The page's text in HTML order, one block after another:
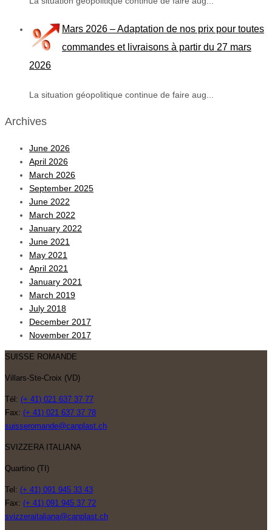
Mars 2026 – Adaptation de nos prix pour toutes
commandes et livraisons à partir du 27 mars
2026
La situation géopolitique continue de faire aug...
Archives
June 2026
April 2026
March 2026
September 2025
June 2022
March 2022
January 2022
June 2021
May 2021
April 2021
January 2021
March 2019
July 2018
December 2017
November 2017
SUISSE ROMANDE
Villars-Ste-Croix (VD)
Tél: (+ 41) 021 637 37 77
Fax: (+ 41) 021 637 37 78
suisseromande@canplast.ch
SVIZZERA ITALIANA
Quartino (TI)
Tel: (+ 41) 091 945 33 43
Fax: (+ 41) 091 945 37 72
svizzeraitaliana@canplast.ch